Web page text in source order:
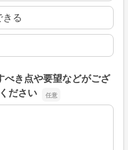
る
き点や要望などがござ
ださい
き点や要望などがござい